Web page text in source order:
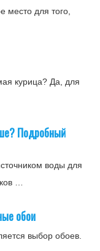
место для того,
курица? Да, для
Подробный
воды для
…
обои
выбор обоев.